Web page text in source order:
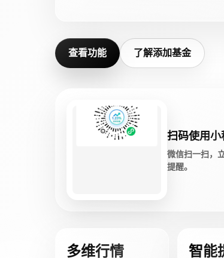
查看功能 了解添加基金
扫码使用小
微信扫一扫，
提醒。
多维行情 智能